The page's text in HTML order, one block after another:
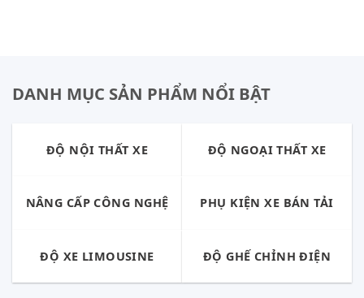
DANH MỤC SẢN PHẨM NỔI BẬT
ĐỘ NỘI THẤT XE ĐỘ NGOẠI THẤT XE
NÂNG CẤP CÔNG NGHỆ PHỤ KIỆN XE BÁN TẢI
ĐỘ XE LIMOUSINE ĐỘ GHẾ CHỈNH ĐIỆN